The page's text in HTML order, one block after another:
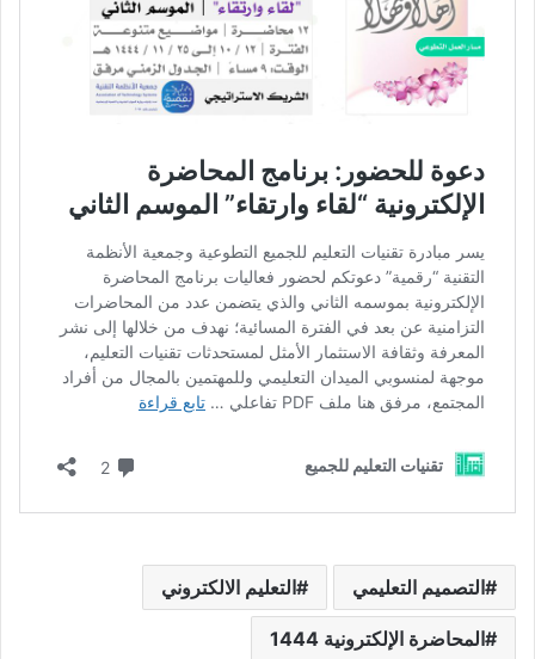
التصميم التعليمي التعليم الالكتروني
المحاضرة الإلكترونية 1444